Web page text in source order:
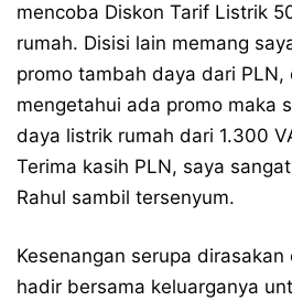
mencoba Diskon Tarif Listrik
rumah. Disisi lain memang
promo tambah daya dari PLN,
mengetahui ada promo maka
daya listrik rumah dari 1.300
Terima kasih PLN, saya
Rahul sambil tersenyum.
Kesenangan serupa dirasakan
hadir bersama keluarganya